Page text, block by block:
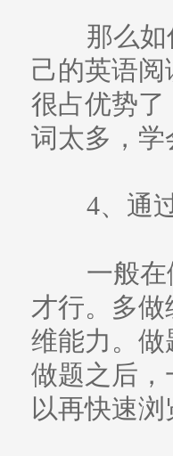
那么如
己的英语
很占优势
词太多，
4、通
一般在
才行。多
维能力。
做题之后
以再快速浏